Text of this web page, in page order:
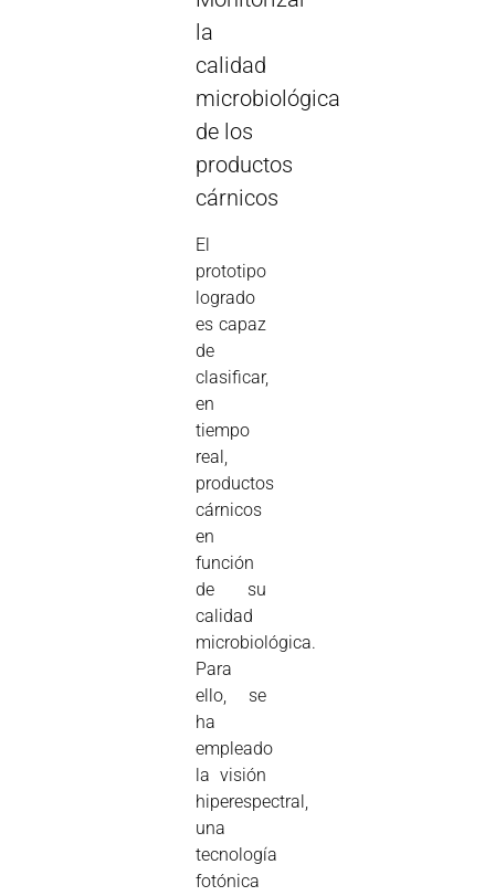
la
calidad
microbiológica
de los
productos
cárnicos
El
prototipo
logrado
es capaz
de
clasificar,
en
tiempo
real,
productos
cárnicos
en
función
de su
calidad
microbiológica.
Para
ello, se
ha
empleado
la visión
hiperespectral,
una
tecnología
fotónica